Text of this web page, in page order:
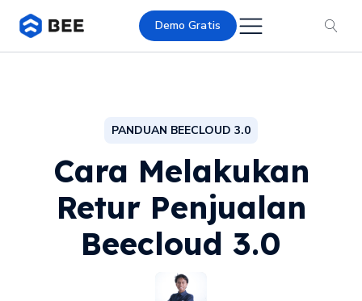
Demo Gratis
PANDUAN BEECLOUD 3.0
Cara Melakukan
Retur Penjualan
Beecloud 3.0